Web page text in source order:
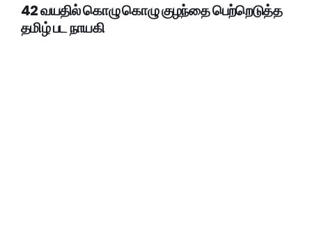
42 வயதில் கொழு கொழு குழந்தை பெற்றெடுத்த
தமிழ் பட நாயகி